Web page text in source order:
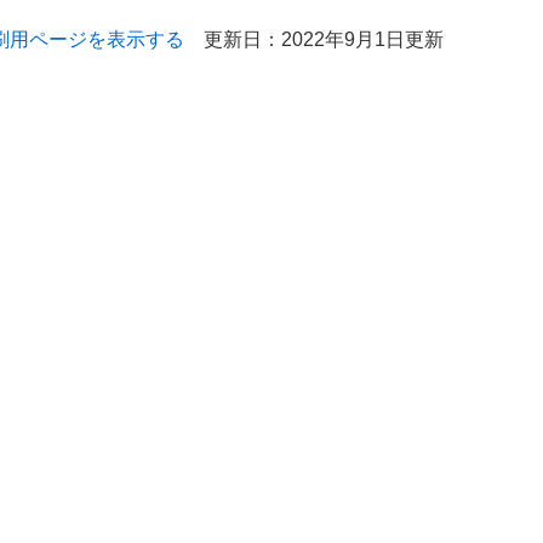
用ページを表示する 更新日：2022年9月1日更新